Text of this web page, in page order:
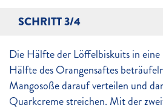
SCHRITT 3/4
Die Hälfte der Löffelbiskuits in
Hälfte des Orangensaftes
Mangosoße darauf verteilen und
Quarkcreme streichen. Mit der